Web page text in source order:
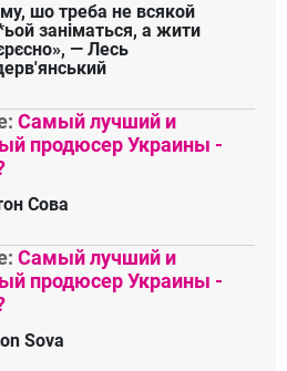
шо треба не всякой
заніматься, а жити
— Лесь
Самый лучший и
продюсер Украины -
Сова
Самый лучший и
продюсер Украины -
Sova